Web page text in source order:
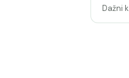
Dažni